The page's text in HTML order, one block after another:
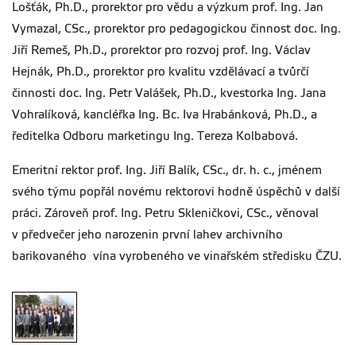
Lošťák, Ph.D., prorektor pro vědu a výzkum prof. Ing. Jan
Vymazal, CSc., prorektor pro pedagogickou činnost doc. Ing.
Jiří Remeš, Ph.D., prorektor pro rozvoj prof. Ing. Václav
Hejnák, Ph.D., prorektor pro kvalitu vzdělávací a tvůrčí
činnosti doc. Ing. Petr Valášek, Ph.D., kvestorka Ing. Jana
Vohralíková, kancléřka Ing. Bc. Iva Hrabánková, Ph.D., a
ředitelka Odboru marketingu Ing. Tereza Kolbabová.
Emeritní rektor prof. Ing. Jiří Balík, CSc., dr. h. c., jménem
svého týmu popřál novému rektorovi hodně úspěchů v další
práci. Zároveň prof. Ing. Petru Skleničkovi, CSc., věnoval
v předvečer jeho narozenin první lahev archivního
barikovaného vína vyrobeného ve vinařském středisku ČZU.